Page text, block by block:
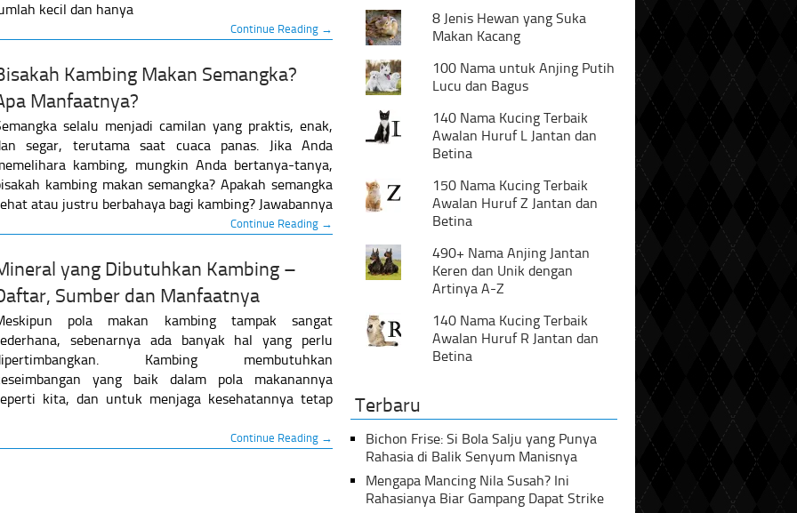
kecil dan hanya
Continue Reading →
Kambing Makan Semangka?
Manfaatnya?
selalu menjadi camilan yang praktis, enak,
segar, terutama saat cuaca panas. Jika Anda
kambing, mungkin Anda bertanya-tanya,
kambing makan semangka? Apakah semangka
atau justru berbahaya bagi kambing? Jawabannya
Continue Reading →
yang Dibutuhkan Kambing –
Sumber dan Manfaatnya
pola makan kambing tampak sangat
sebenarnya ada banyak hal yang perlu
Kambing membutuhkan
yang baik dalam pola makanannya
kita, dan untuk menjaga kesehatannya tetap
Continue Reading →
8 Jenis Hewan yang Suka
Makan Kacang
100 Nama untuk Anjing Putih
Lucu dan Bagus
140 Nama Kucing Terbaik
Awalan Huruf L Jantan dan
Betina
150 Nama Kucing Terbaik
Awalan Huruf Z Jantan dan
Betina
490+ Nama Anjing Jantan
Keren dan Unik dengan
Artinya A-Z
140 Nama Kucing Terbaik
Awalan Huruf R Jantan dan
Betina
Terbaru
Bichon Frise: Si Bola Salju yang Punya
Rahasia di Balik Senyum Manisnya
Mengapa Mancing Nila Susah? Ini
Rahasianya Biar Gampang Dapat Strike